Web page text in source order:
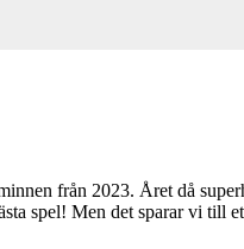
från 2023. Året då
spel! Men det sparar vi